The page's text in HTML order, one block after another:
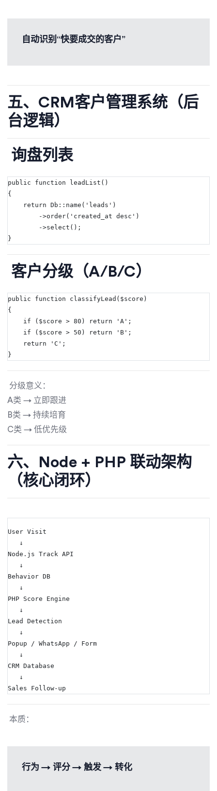
自动识别“快要成交的客户”
五、CRM客户管理系统（后
台逻辑）
询盘列表
public function leadList()
{
return Db::name('leads')
->order('created_at desc')
->select();
}
客户分级（A/B/C）
public function classifyLead($score)
{
if ($score > 80) return 'A';
if ($score > 50) return 'B';
return 'C';
}
分级意义：
A类 → 立即跟进
B类 → 持续培育
C类 → 低优先级
六、Node + PHP 联动架构
（核心闭环）
User Visit
↓
Node.js Track API
↓
Behavior DB
↓
PHP Score Engine
↓
Lead Detection
↓
Popup / WhatsApp / Form
↓
CRM Database
↓
Sales Follow-up
本质：
行为 → 评分 → 触发 → 转化